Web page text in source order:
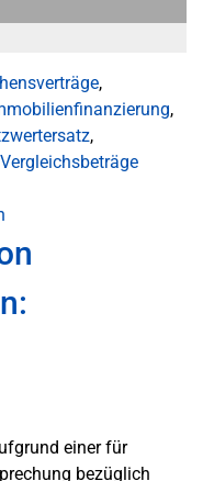
,
,
,
Vergleichsbeträge
einer für
bezüglich